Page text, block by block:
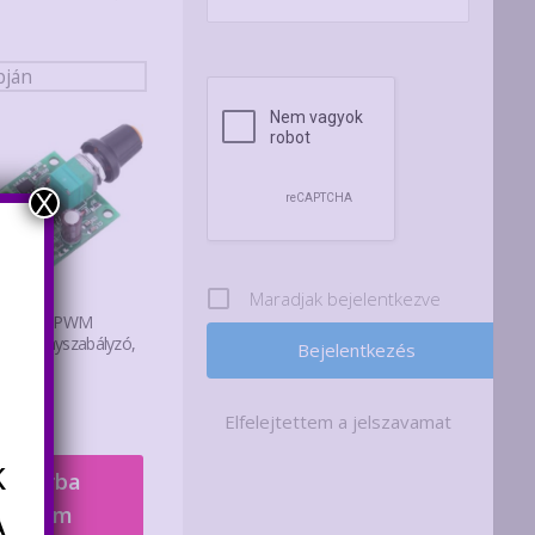
Motor PWM
Maradjak bejelentkezve
Elfelejtettem a jelszavamat
X